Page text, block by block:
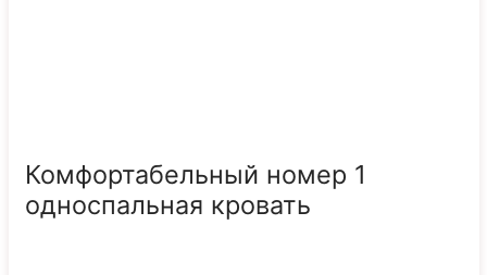
Комфортабельный номер 1
односпальная кровать